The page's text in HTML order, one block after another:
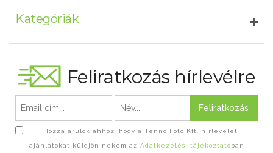
Kategóriák
Feliratkozás hírlevélre
Feliratkozás
Hozzájárulok ahhoz, hogy a Tenno Foto Kft. hírlevelet,
ajánlatokat küldjön nekem az Adatkezelési tájékoztatóban